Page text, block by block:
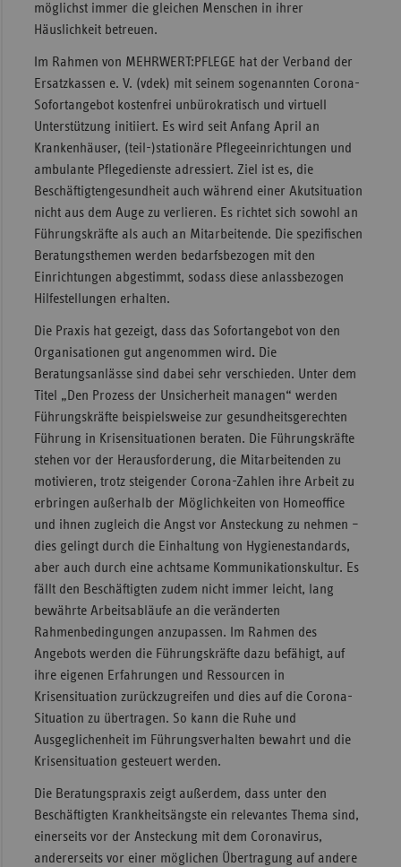
möglichst immer die gleichen Menschen in ihrer
Häuslichkeit betreuen.
Im Rahmen von MEHRWERT:PFLEGE hat der Verband der
Ersatzkassen e. V. (vdek) mit seinem sogenannten Corona-
Sofortangebot kostenfrei unbürokratisch und virtuell
Unterstützung initiiert. Es wird seit Anfang April an
Krankenhäuser, (teil-)stationäre Pflegeeinrichtungen und
ambulante Pflegedienste adressiert. Ziel ist es, die
Beschäftigtengesundheit auch während einer Akutsituation
nicht aus dem Auge zu verlieren. Es richtet sich sowohl an
Führungskräfte als auch an Mitarbeitende. Die spezifischen
Beratungsthemen werden bedarfsbezogen mit den
Einrichtungen abgestimmt, sodass diese anlassbezogen
Hilfestellungen erhalten.
Die Praxis hat gezeigt, dass das Sofortangebot von den
Organisationen gut angenommen wird. Die
Beratungsanlässe sind dabei sehr verschieden. Unter dem
Titel „Den Prozess der Unsicherheit managen“ werden
Führungskräfte beispielsweise zur gesundheitsgerechten
Führung in Krisensituationen beraten. Die Führungskräfte
stehen vor der Herausforderung, die Mitarbeitenden zu
motivieren, trotz steigender Corona-Zahlen ihre Arbeit zu
erbringen außerhalb der Möglichkeiten von Homeoffice
und ihnen zugleich die Angst vor Ansteckung zu nehmen –
dies gelingt durch die Einhaltung von Hygienestandards,
aber auch durch eine achtsame Kommunikationskultur. Es
fällt den Beschäftigten zudem nicht immer leicht, lang
bewährte Arbeitsabläufe an die veränderten
Rahmenbedingungen anzupassen. Im Rahmen des
Angebots werden die Führungskräfte dazu befähigt, auf
ihre eigenen Erfahrungen und Ressourcen in
Krisensituation zurückzugreifen und dies auf die Corona-
Situation zu übertragen. So kann die Ruhe und
Ausgeglichenheit im Führungsverhalten bewahrt und die
Krisensituation gesteuert werden.
Die Beratungspraxis zeigt außerdem, dass unter den
Beschäftigten Krankheitsängste ein relevantes Thema sind,
einerseits vor der Ansteckung mit dem Coronavirus,
andererseits vor einer möglichen Übertragung auf andere